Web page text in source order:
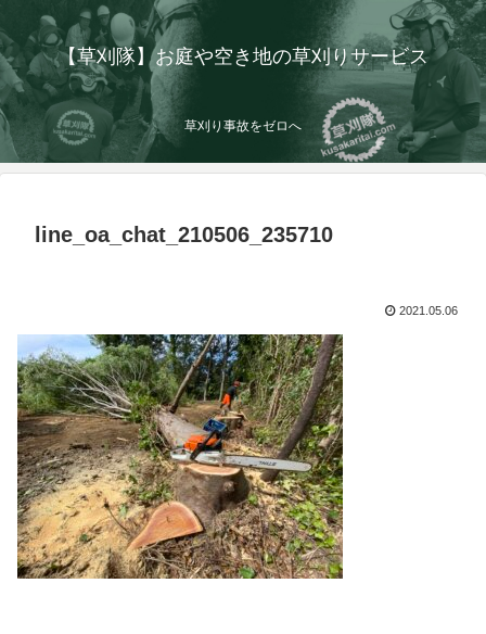
【草刈隊】お庭や空き地の草刈りサービス
草刈り事故をゼロへ
line_oa_chat_210506_235710
2021.05.06